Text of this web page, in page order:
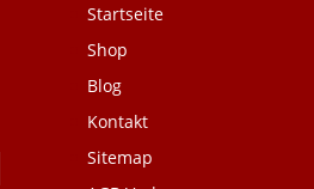
Startseite
Shop
Blog
Kontakt
Sitemap